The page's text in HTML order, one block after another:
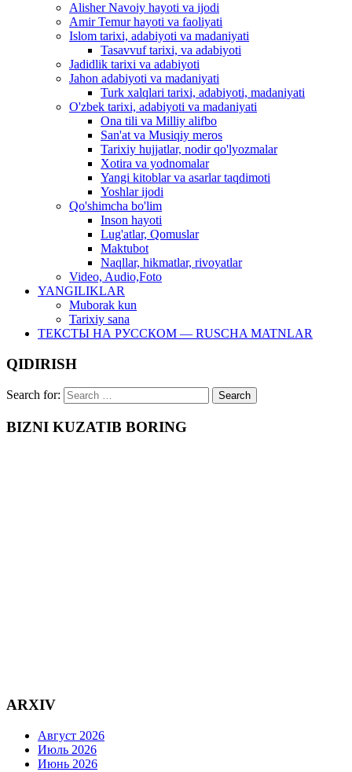
Alisher Navoiy hayoti va ijodi
Amir Temur hayoti va faoliyati
Islom tarixi, adabiyoti va madaniyati
Tasavvuf tarixi, va adabiyoti
Jadidlik tarixi va adabiyoti
Jahon adabiyoti va madaniyati
Turk xalqlari tarixi, adabiyoti, madaniyati
O'zbek tarixi, adabiyoti va madaniyati
Ona tili va Milliy alifbo
San'at va Musiqiy meros
Tarixiy hujjatlar, nodir qo'lyozmalar
Xotira va yodnomalar
Yangi kitoblar va asarlar taqdimoti
Yoshlar ijodi
Qo'shimcha bo'lim
Inson hayoti
Lug'atlar, Qomuslar
Maktubot
Naqllar, hikmatlar, rivoyatlar
Video, Audio,Foto
YANGILIKLAR
Muborak kun
Tarixiy sana
ТЕКСТЫ НА РУССКОМ — RUSCHA MATNLAR
QIDIRISH
Search for:
BIZNI KUZATIB BORING
ARXIV
Август 2026
Июль 2026
Июнь 2026